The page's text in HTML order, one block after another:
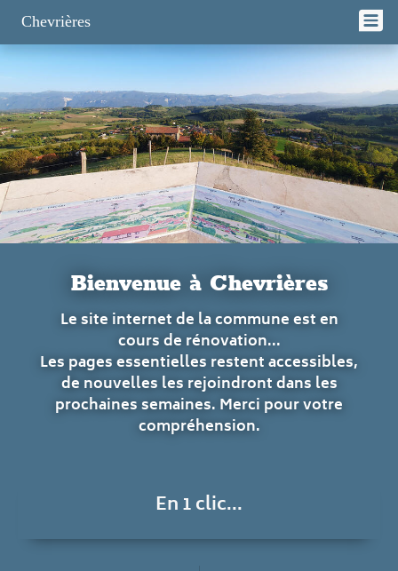
Chevrières
Bienvenue à Chevrières
Le site internet de la commune est en
cours de rénovation...
Les pages essentielles restent accessibles,
de nouvelles les rejoindront dans les
prochaines semaines. Merci pour votre
compréhension.
En 1 clic...